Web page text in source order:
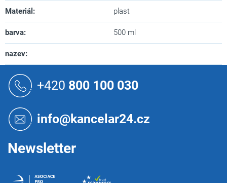
Materiál : plast
barva: 500 ml
nazev:
+420 800 100 030
info@kancelar24.cz
Newsletter